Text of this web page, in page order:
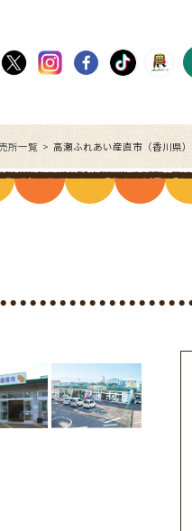
所一覧 高瀬ふれあい産直市（香川県